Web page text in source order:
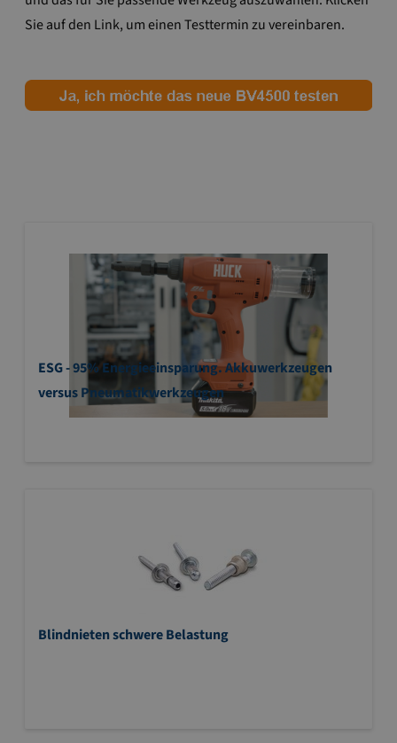
Sie auf den Link, um einen Testtermin zu vereinbaren.
ESG - 95% Energieeinsparung. Akkuwerkzeugen
versus Pneumatikwerkzeugen
Blindnieten schwere Belastung